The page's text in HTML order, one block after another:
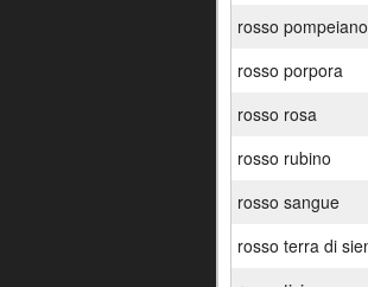
rosso pompeiano
rosso porpora
rosso rosa
rosso rubino
rosso sangue
rosso terra di